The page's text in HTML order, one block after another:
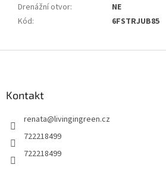
Drenážní otvor:
NE
Kód: 6FSTRJUB85
Kontakt
renata@livingingreen.cz
722218499
722218499